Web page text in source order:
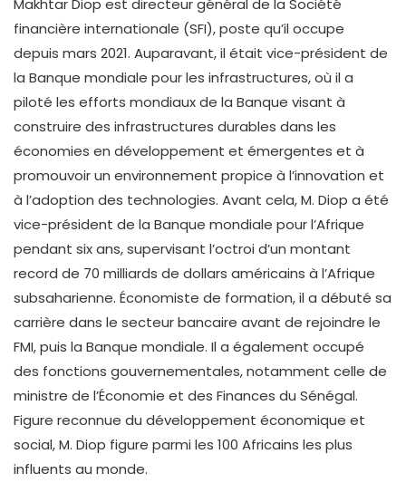
Makhtar Diop est directeur général de la Société
financière internationale (SFI), poste qu’il occupe
depuis mars 2021. Auparavant, il était vice-président de
la Banque mondiale pour les infrastructures, où il a
piloté les efforts mondiaux de la Banque visant à
construire des infrastructures durables dans les
économies en développement et émergentes et à
promouvoir un environnement propice à l’innovation et
à l’adoption des technologies. Avant cela, M. Diop a été
vice-président de la Banque mondiale pour l’Afrique
pendant six ans, supervisant l’octroi d’un montant
record de 70 milliards de dollars américains à l’Afrique
subsaharienne. Économiste de formation, il a débuté sa
carrière dans le secteur bancaire avant de rejoindre le
FMI, puis la Banque mondiale. Il a également occupé
des fonctions gouvernementales, notamment celle de
ministre de l’Économie et des Finances du Sénégal.
Figure reconnue du développement économique et
social, M. Diop figure parmi les 100 Africains les plus
influents au monde.